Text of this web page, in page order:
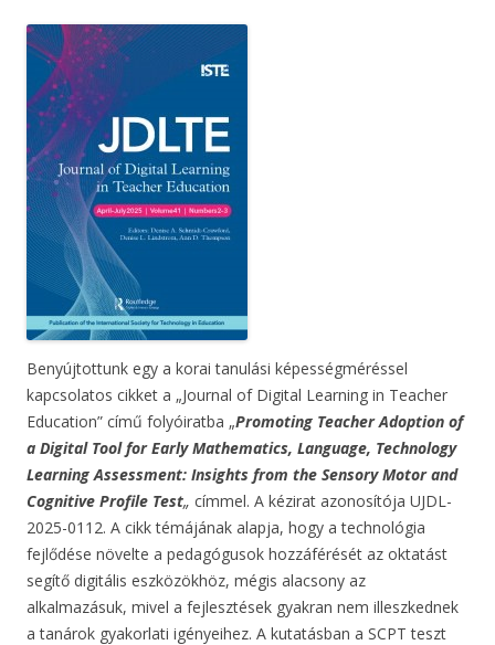
Benyújtottunk egy a korai tanulási képességméréssel
kapcsolatos cikket a „Journal of Digital Learning in Teacher
Education” című folyóiratba „Promoting Teacher Adoption of
a Digital Tool for Early Mathematics, Language, Technology
Learning Assessment: Insights from the Sensory Motor and
Cognitive Profile Test„ címmel. A kézirat azonosítója UJDL-
2025-0112. A cikk témájának alapja, hogy a technológia
fejlődése növelte a pedagógusok hozzáférését az oktatást
segítő digitális eszközökhöz, mégis alacsony az
alkalmazásuk, mivel a fejlesztések gyakran nem illeszkednek
a tanárok gyakorlati igényeihez. A kutatásban a SCPT teszt